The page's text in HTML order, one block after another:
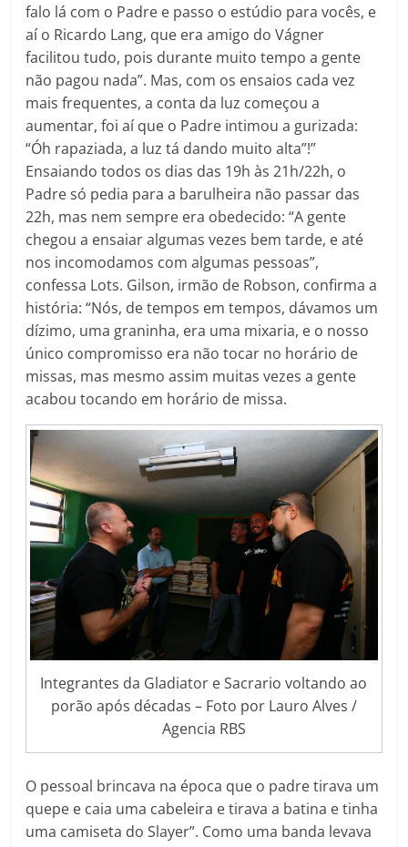
falo lá com o Padre e passo o estúdio para vocês, e
aí o Ricardo Lang, que era amigo do Vágner
facilitou tudo, pois durante muito tempo a gente
não pagou nada”. Mas, com os ensaios cada vez
mais frequentes, a conta da luz começou a
aumentar, foi aí que o Padre intimou a gurizada:
“Óh rapaziada, a luz tá dando muito alta”!”
Ensaiando todos os dias das 19h às 21h/22h, o
Padre só pedia para a barulheira não passar das
22h, mas nem sempre era obedecido: “A gente
chegou a ensaiar algumas vezes bem tarde, e até
nos incomodamos com algumas pessoas”,
confessa Lots. Gilson, irmão de Robson, confirma a
história: “Nós, de tempos em tempos, dávamos um
dízimo, uma graninha, era uma mixaria, e o nosso
único compromisso era não tocar no horário de
missas, mas mesmo assim muitas vezes a gente
acabou tocando em horário de missa.
Integrantes da Gladiator e Sacrario voltando ao
porão após décadas – Foto por Lauro Alves /
Agencia RBS
O pessoal brincava na época que o padre tirava um
quepe e caia uma cabeleira e tirava a batina e tinha
uma camiseta do Slayer”. Como uma banda levava